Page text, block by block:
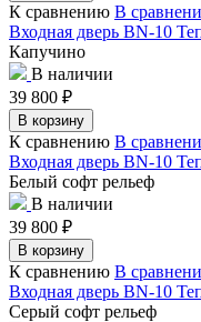
К сравнению В
Входная дверь BN-10
Капучино
В наличии
39 800 ₽
В корзину
К сравнению В
Входная дверь BN-10
Белый софт рельеф
В наличии
39 800 ₽
В корзину
К сравнению В
Входная дверь BN-10
Серый софт рельеф